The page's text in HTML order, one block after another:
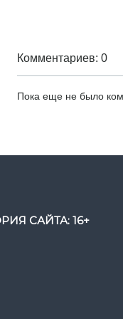
Комментариев: 0
Пока еще не было
САЙТА: 16+